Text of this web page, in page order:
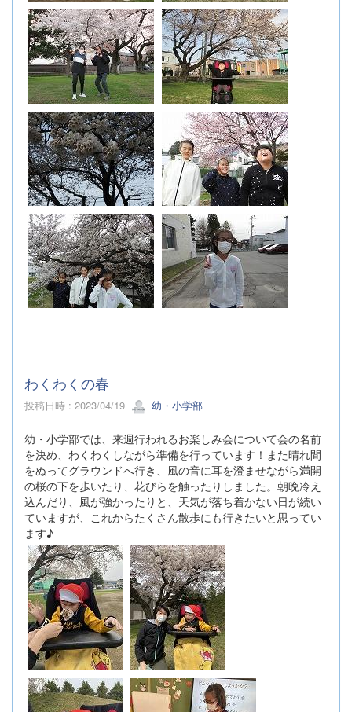
わくわくの春
投稿日時 : 2023/04/19 幼・小学部
幼・小学部では、来週行われるお楽しみ会について会の名前
を決め、わくわくしながら準備を行っています！また晴れ間
をぬってグラウンドへ行き、風の音に耳を澄ませながら満開
の桜の下を歩いたり、花びらを触ったりしました。朝晩冷え
込んだり、風が強かったりと、天気が落ち着かない日が続い
ていますが、これからたくさん散歩にも行きたいと思ってい
ます♪